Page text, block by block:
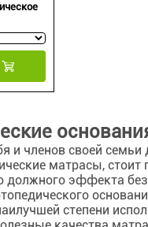
и членов своей
матрасы, стоит
должного эффекта без
степени